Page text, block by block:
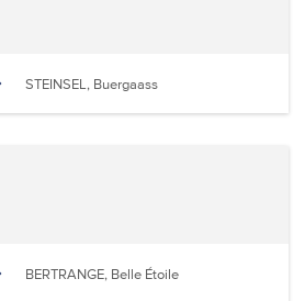
STEINSEL, Buergaass
BERTRANGE, Belle Étoile